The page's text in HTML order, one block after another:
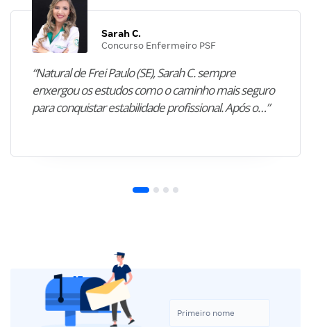
Sarah C.
Concurso Enfermeiro PSF
“Natural de Frei Paulo (SE), Sarah C. sempre
enxergou os estudos como o caminho mais seguro
para conquistar estabilidade profissional. Após o…”